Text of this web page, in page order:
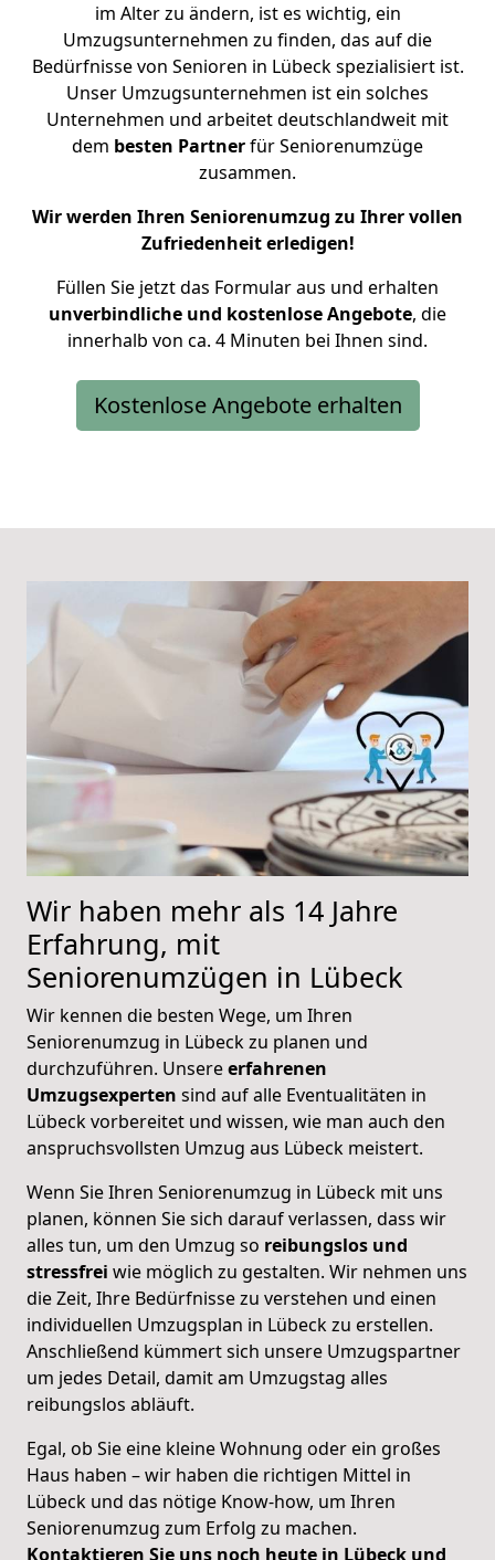
im Alter zu ändern, ist es wichtig, ein
Umzugsunternehmen zu finden, das auf die
Bedürfnisse von Senioren in Lübeck spezialisiert ist.
Unser Umzugsunternehmen ist ein solches
Unternehmen und arbeitet deutschlandweit mit
dem besten Partnerfür Seniorenumzüge
zusammen.
Wir werden Ihren Seniorenumzug zu Ihrer vollen
Zufriedenheit erledigen!
Füllen Sie jetzt das Formular aus und erhalten
unverbindliche und kostenlose Angebote, die
innerhalb von ca. 4 Minuten bei Ihnen sind.
Kostenlose Angebote erhalten
Wir haben mehr als 14 Jahre
Erfahrung, mit
Seniorenumzügen in Lübeck
Wir kennen die besten Wege, um Ihren
Seniorenumzug in Lübeck zu planen und
durchzuführen. Unsereerfahrenen
Umzugsexperten sind auf alle Eventualitäten in
Lübeck vorbereitet und wissen, wie man auch den
anspruchsvollsten Umzug aus Lübeck meistert.
Wenn Sie Ihren Seniorenumzug in Lübeck mit uns
planen, können Sie sich darauf verlassen, dass wir
alles tun, um den Umzug so reibungslos und
stressfrei wie möglich zu gestalten. Wir nehmen uns
die Zeit, Ihre Bedürfnisse zu verstehen und einen
individuellen Umzugsplan in Lübeck zu erstellen.
Anschließend kümmert sich unsere Umzugspartner
um jedes Detail, damit am Umzugstag alles
reibungslos abläuft.
Egal, ob Sie eine kleine Wohnung oder ein großes
Haus haben – wir haben die richtigen Mittel in
Lübeck und das nötige Know-how, um Ihren
Seniorenumzug zum Erfolg zu machen.
Kontaktieren Sie uns noch heute in Lübeck und